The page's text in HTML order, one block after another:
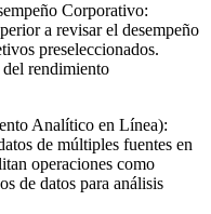
Corporativo:
a revisar el desempeño
preseleccionados.
rendimiento
Analítico en Línea):
de múltiples fuentes en
operaciones como
de datos para análisis